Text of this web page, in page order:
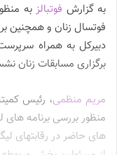
به گزارش فوتبالز به
فوتسال زنان و همچنین
دبیرکل به همراه
برگزاری مسابقات زنان
مریم منظمی، رئیس
منظور بررسی برنامه
های حاضر در رقابتهای